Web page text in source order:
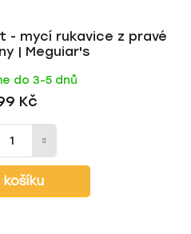
- mycí rukavice z pravé
| Meguiar's
do 3-5 dnů
Kč
košíku